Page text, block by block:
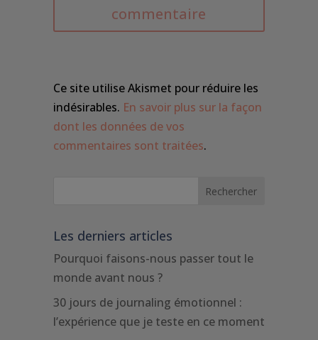
commentaire
Ce site utilise Akismet pour réduire les
indésirables. En savoir plus sur la façon
dont les données de vos
commentaires sont traitées.
Les derniers articles
Pourquoi faisons-nous passer tout le
monde avant nous ?
30 jours de journaling émotionnel :
l’expérience que je teste en ce moment